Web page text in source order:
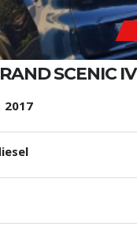
SCENIC IV
2017